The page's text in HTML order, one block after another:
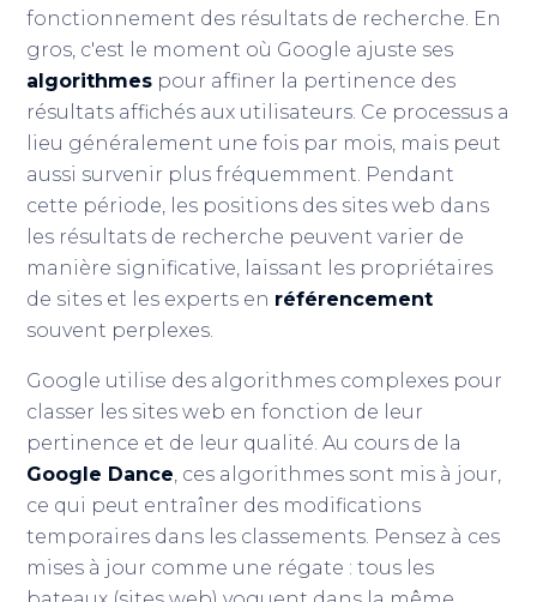
fonctionnement des résultats de recherche. En
gros, c'est le moment où Google ajuste ses
algorithmes pour affiner la pertinence des
résultats affichés aux utilisateurs. Ce processus a
lieu généralement une fois par mois, mais peut
aussi survenir plus fréquemment. Pendant
cette période, les positions des sites web dans
les résultats de recherche peuvent varier de
manière significative, laissant les propriétaires
de sites et les experts en référencement
souvent perplexes.
Google utilise des algorithmes complexes pour
classer les sites web en fonction de leur
pertinence et de leur qualité. Au cours de la
Google Dance, ces algorithmes sont mis à jour,
ce qui peut entraîner des modifications
temporaires dans les classements. Pensez à ces
mises à jour comme une régate : tous les